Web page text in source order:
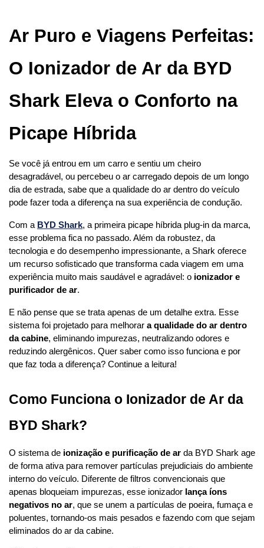
Ar Puro e Viagens Perfeitas:
O Ionizador de Ar da BYD
Shark Eleva o Conforto na
Picape Híbrida
Se você já entrou em um carro e sentiu um cheiro
desagradável, ou percebeu o ar carregado depois de um longo
dia de estrada, sabe que a qualidade do ar dentro do veículo
pode fazer toda a diferença na sua experiência de condução.
Com a BYD Shark, a primeira picape híbrida plug-in da marca,
esse problema fica no passado. Além da robustez, da
tecnologia e do desempenho impressionante, a Shark oferece
um recurso sofisticado que transforma cada viagem em uma
experiência muito mais saudável e agradável: o ionizador e
purificador de ar.
E não pense que se trata apenas de um detalhe extra. Esse
sistema foi projetado para melhorar a qualidade do ar dentro
da cabine, eliminando impurezas, neutralizando odores e
reduzindo alergênicos. Quer saber como isso funciona e por
que faz toda a diferença? Continue a leitura!
Como Funciona o Ionizador de Ar da
BYD Shark?
O sistema de ionização e purificação de ar da BYD Shark age
de forma ativa para remover partículas prejudiciais do ambiente
interno do veículo. Diferente de filtros convencionais que
apenas bloqueiam impurezas, esse ionizador lança íons
negativos no ar, que se unem a partículas de poeira, fumaça e
poluentes, tornando-os mais pesados e fazendo com que sejam
eliminados do ar da cabine.